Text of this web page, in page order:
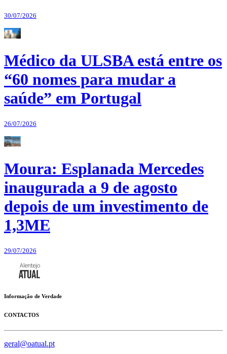
30/07/2026
Médico da ULSBA está entre os
“60 nomes para mudar a
saúde” em Portugal
26/07/2026
Moura: Esplanada Mercedes
inaugurada a 9 de agosto
depois de um investimento de
1,3ME
29/07/2026
Informação de Verdade
CONTACTOS
geral@oatual.pt